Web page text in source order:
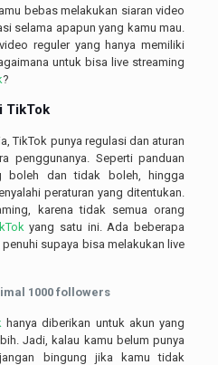
bebas melakukan siaran video
selama apapun yang kamu mau.
reguler yang hanya memiliki
untuk bisa live streaming
?
TikTok
TikTok punya regulasi dan aturan
penggunanya. Seperti panduan
boleh dan tidak boleh, hingga
peraturan yang ditentukan.
karena tidak semua orang
yang satu ini. Ada beberapa
supaya bisa melakukan live
1000 followers
hanya diberikan untuk akun yang
Jadi, kalau kamu belum punya
bingung jika kamu tidak